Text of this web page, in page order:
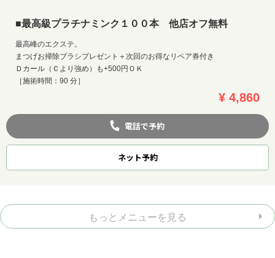
■最高級プラチナミンク１００本 他店オフ無料
最高峰のエクステ。
まつげお掃除ブラシプレゼント＋次回のお得なリペア券付き
Ｄカール（Ｃより強め）も+500円ＯＫ
［施術時間：90 分］
¥ 4,860
電話で予約
ネット予約
もっとメニューを見る